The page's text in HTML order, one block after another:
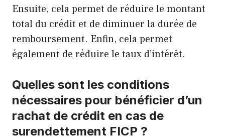
Ensuite, cela permet de réduire le montant
total du crédit et de diminuer la durée de
remboursement. Enfin, cela permet
également de réduire le taux d’intérêt.
Quelles sont les conditions
nécessaires pour bénéficier d’un
rachat de crédit en cas de
surendettement FICP ?